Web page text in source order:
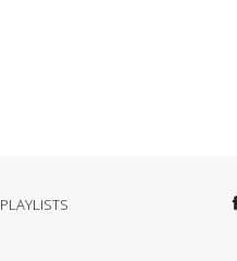
PLAYLISTS